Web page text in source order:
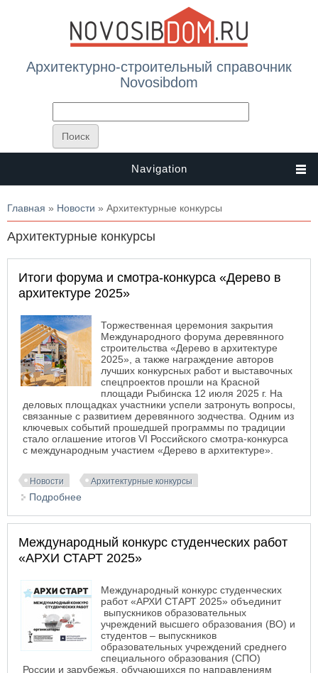
Архитектурно-строительный справочник
Novosibdom
Navigation
Вы здесь
Главная » Новости » Архитектурные конкурсы
Архитектурные конкурсы
Итоги форума и смотра-конкурса «Дерево в
архитектуре 2025»
Торжественная церемония закрытия
Международного форума деревянного
строительства «Дерево в архитектуре
2025», а также награждение авторов
лучших конкурсных работ и выставочных
спецпроектов прошли на Красной
площади Рыбинска 12 июля 2025 г. На
деловых площадках участники успели затронуть вопросы,
связанные с развитием деревянного зодчества. Одним из
ключевых событий прошедшей программы по традиции
стало оглашение итогов VI Российского смотра-конкурса
с международным участием «Дерево в архитектуре».
Новости Архитектурные конкурсы
Подробнее
Международный конкурс студенческих работ
«АРХИ СТАРТ 2025»
Международный конкурс студенческих
работ «АРХИ СТАРТ 2025» объединит
выпускников образовательных
учреждений высшего образования (ВО) и
студентов – выпускников
образовательных учреждений среднего
специального образования (СПО)
России и зарубежья, обучающихся по направлениям